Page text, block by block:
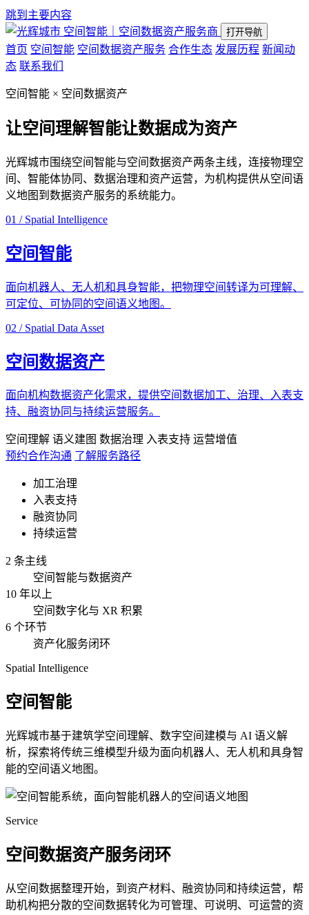
跳到主要内容
空间智能｜空间数据资产服务商
打开导航
首页 空间智能 空间数据资产服务 合作生态 发展历程 新闻动
态 联系我们
空间智能 × 空间数据资产
让空间理解智能让数据成为资产
光辉城市围绕空间智能与空间数据资产两条主线，连接物理空
间、智能体协同、数据治理和资产运营，为机构提供从空间语
义地图到数据资产服务的系统能力。
01 / Spatial Intelligence
空间智能
面向机器人、无人机和具身智能，把物理空间转译为可理解、
可定位、可协同的空间语义地图。
02 / Spatial Data Asset
空间数据资产
面向机构数据资产化需求，提供空间数据加工、治理、入表支
持、融资协同与持续运营服务。
空间理解 语义建图 数据治理 入表支持 运营增值
预约合作沟通 了解服务路径
加工治理
入表支持
融资协同
持续运营
2 条主线
空间智能与数据资产
10 年以上
空间数字化与 XR 积累
6 个环节
资产化服务闭环
Spatial Intelligence
空间智能
光辉城市基于建筑学空间理解、数字空间建模与 AI 语义解
析，探索将传统三维模型升级为面向机器人、无人机和具身智
能的空间语义地图。
Service
空间数据资产服务闭环
从空间数据整理开始，到资产材料、融资协同和持续运营，帮
助机构把分散的空间数据转化为可管理、可说明、可运营的资